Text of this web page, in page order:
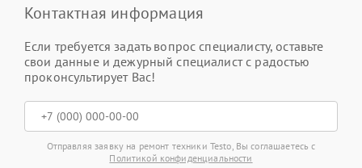
Контактная информация
Если требуется задать вопрос специалисту, оставьте
свои данные и дежурный специалист с радостью
проконсультирует Вас!
Отправляя заявку на ремонт техники Testo, Вы соглашаетесь с
Политикой конфиденциальности